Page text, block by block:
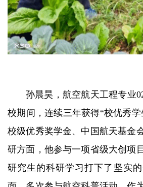
孙晨昊，航空航天工程专业
校期间，连续三年获得“校优秀
校级优秀奖学金、中国航天基金
研方面，他参与一项省级大创项
研究生的科研学习打下了坚实